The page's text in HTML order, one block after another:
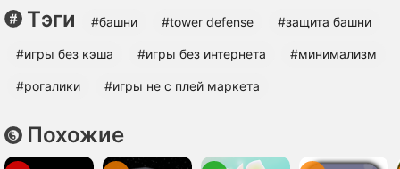
Тэги #башни #tower defense #защита башни
#игры без кэша #игры без интернета #минимализм
#рогалики #игры не с плей маркета
Похожие